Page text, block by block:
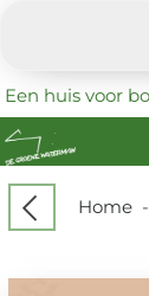
Home-